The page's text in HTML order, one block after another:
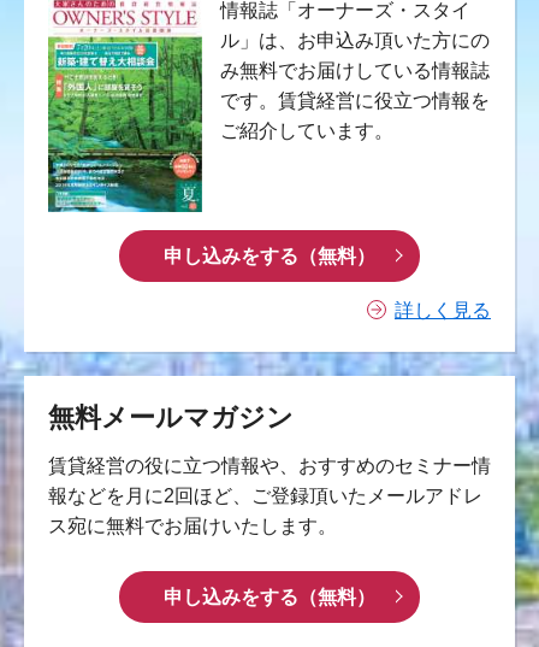
情報誌「オーナーズ・スタイ
ル」は、お申込み頂いた方にの
み無料でお届けしている情報誌
です。賃貸経営に役立つ情報を
ご紹介しています。
申し込みをする（無料）
詳しく見る
無料メールマガジン
賃貸経営の役に立つ情報や、おすすめのセミナー情
報などを月に2回ほど、ご登録頂いたメールアドレ
ス宛に無料でお届けいたします。
申し込みをする（無料）